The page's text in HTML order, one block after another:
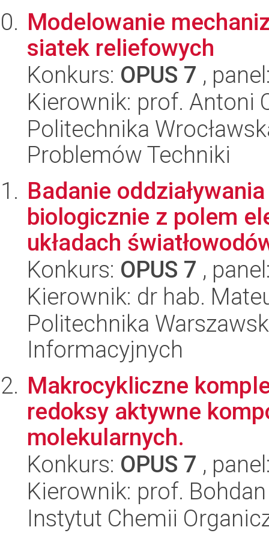
Modelowanie
siatek reliefowych
Konkurs: OPUS 7 ,
Kierownik: prof. Antoni
Politechnika
Problemów Techniki
Badanie
biologicznie z polem
układach
Konkurs: OPUS 7 ,
Kierownik: dr hab.
Politechnika
Informacyjnych
Makrocykliczne
redoksy aktywne
molekularnych.
Konkurs: OPUS 7 ,
Kierownik: prof.
Instytut Chemii